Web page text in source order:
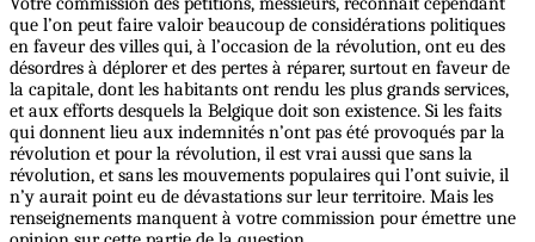
que l’on peut faire valoir beaucoup de considérations politiques
en faveur des villes qui, à l’occasion de la révolution, ont eu des
désordres à déplorer et des pertes à réparer, surtout en faveur de
la capitale, dont les habitants ont rendu les plus grands services,
et aux efforts desquels la Belgique doit son existence. Si les faits
qui donnent lieu aux indemnités n’ont pas été provoqués par la
révolution et pour la révolution, il est vrai aussi que sans la
révolution, et sans les mouvements populaires qui l’ont suivie, il
n’y aurait point eu de dévastations sur leur territoire. Mais les
renseignements manquent à votre commission pour émettre une